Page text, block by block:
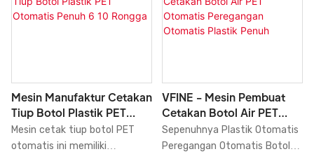
Mesin Manufaktur Cetakan
Tiup Botol Plastik PET
Otomatis Penuh 6 10
Rongga
Mesin cetak tiup botol PET
otomatis ini memiliki
VFINE - Mesin Pembuat
Cetakan Botol Air PET
Otomatis Peregangan
Otomatis Plastik Penuh
Sepenuhnya Plastik Otomatis
Peregangan Otomatis Botol